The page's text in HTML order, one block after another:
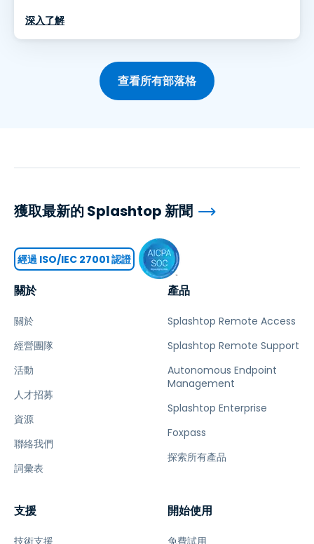
深入了解
查看所有部落格
關於
關於
經營團隊
活動
人才招募
資源
聯絡我們
詞彙表
產品
Splashtop Remote Access
Splashtop Remote Support
Autonomous Endpoint
Management
Splashtop Enterprise
Foxpass
探索所有產品
支援
技術支援
開始使用
免費試用
獲取最新的 Splashtop 新聞
經過 ISO/IEC 27001 認證